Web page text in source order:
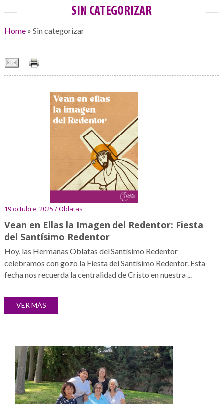
SIN CATEGORIZAR
Home» Sin categorizar
19 octubre, 2025 / Oblatas
Vean en Ellas la Imagen del Redentor: Fiesta
del Santísimo Redentor
Hoy, las Hermanas Oblatas del Santísimo Redentor
celebramos con gozo la Fiesta del Santísimo Redentor. Esta
fecha nos recuerda la centralidad de Cristo en nuestra ...
VER MÁS